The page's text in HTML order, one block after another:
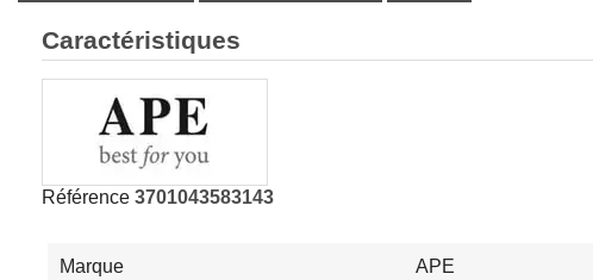
Caractéristiques
Référence 3701043583143
Marque APE